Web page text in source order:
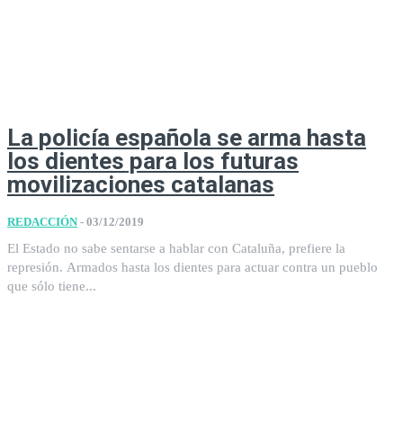
La policía española se arma hasta
los dientes para los futuras
movilizaciones catalanas
REDACCIÓN - 03/12/2019
El Estado no sabe sentarse a hablar con Cataluña, prefiere la
represión. Armados hasta los dientes para actuar contra un pueblo
que sólo tiene...